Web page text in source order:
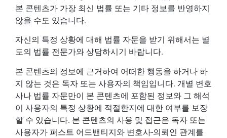
본 콘텐츠가 가장 최신 법률 또는 기타 정보를 반영하지
않을 수도 있습니다.
자신의 특정 상황에 대해 법률 자문을 받기 위해서는 별
도의 법률 전문가와 상담하시기 바랍니다.
본 콘텐츠의 정보에 근거하여 어떠한 행동을 하거나 하
지 않는 것은 독자 또는 사용자의 책임입니다. 개별 변호
사나 법률 자문만이 본 콘텐츠에 포함된 정보와 그 해석
이 사용자의 특정 상황에 적절한지에 대한 여부를 보장
할 수 있습니다. 본 콘텐츠의 사용 및 접근은 독자 또는
사용자가 퍼스트 어드밴티지와 변호사-의뢰인 관계를